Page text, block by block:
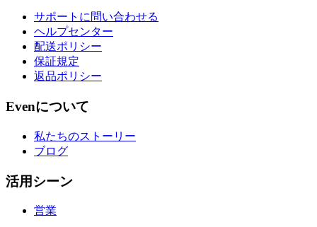
サポートに問い合わせる
ヘルプセンター
配送ポリシー
保証規定
返品ポリシー
Evenについて
私たちのストーリー
ブログ
活用シーン
営業